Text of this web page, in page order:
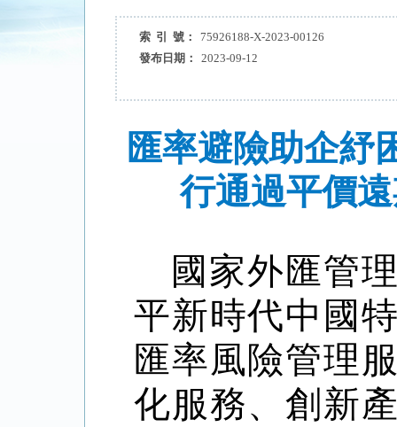
索 引 號：
75926188-X-2023-00126
發布日期：
2023-09-12
匯率避險助企
行通過平價
國家外匯管
平新時代中國
匯率風險管理
化服務、創新